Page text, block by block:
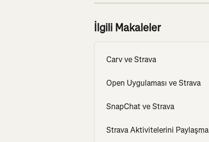
İlgili Makaleler
Carv ve Strava
Open Uygulaması ve Strava
SnapChat ve Strava
Strava Aktivitelerini Paylaşma